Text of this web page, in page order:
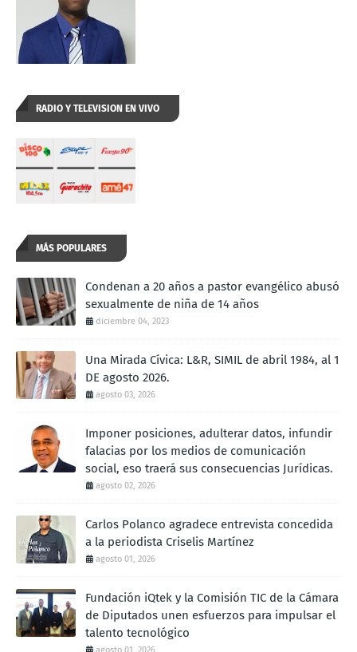
RADIO Y TELEVISION EN VIVO
MÁS POPULARES
Condenan a 20 años a pastor evangélico abusó
sexualmente de niña de 14 años
diciembre 04, 2023
Una Mirada Cívica: L&R, SIMIL de abril 1984, al 1
DE agosto 2026.
agosto 03, 2026
Imponer posiciones, adulterar datos, infundir
falacias por los medios de comunicación
social, eso traerá sus consecuencias Jurídicas.
agosto 02, 2026
Carlos Polanco agradece entrevista concedida
a la periodista Criselis Martínez
agosto 01, 2026
Fundación iQtek y la Comisión TIC de la Cámara
de Diputados unen esfuerzos para impulsar el
talento tecnológico
agosto 01, 2026